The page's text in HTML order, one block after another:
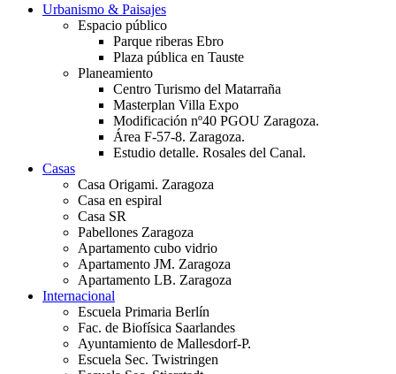
Urbanismo & Paisajes
Espacio público
Parque riberas Ebro
Plaza pública en Tauste
Planeamiento
Centro Turismo del Matarraña
Masterplan Villa Expo
Modificación nº40 PGOU Zaragoza.
Área F-57-8. Zaragoza.
Estudio detalle. Rosales del Canal.
Casas
Casa Origami. Zaragoza
Casa en espiral
Casa SR
Pabellones Zaragoza
Apartamento cubo vidrio
Apartamento JM. Zaragoza
Apartamento LB. Zaragoza
Internacional
Escuela Primaria Berlín
Fac. de Biofísica Saarlandes
Ayuntamiento de Mallesdorf-P.
Escuela Sec. Twistringen